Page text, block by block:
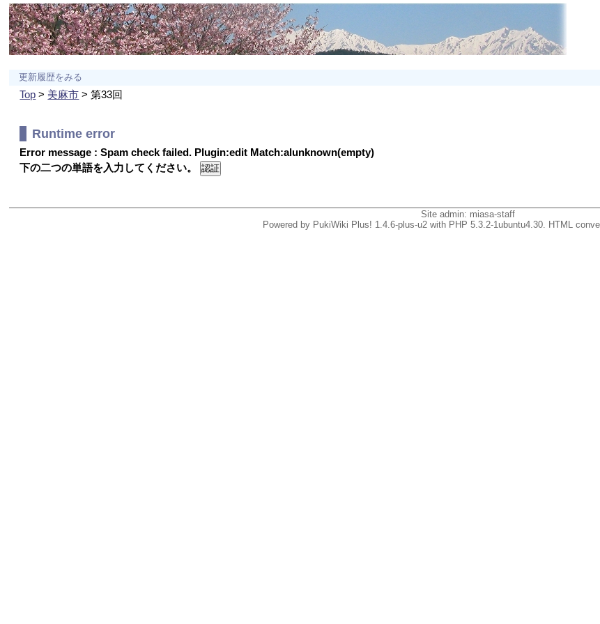
更新履歴をみる
Top > 美麻市 > 第33回
Runtime error
Error message : Spam check failed. Plugin:edit Match:alunknown(empty)
下の二つの単語を入力してください。
Site admin: miasa-staff
Powered by PukiWiki Plus! 1.4.6-plus-u2 with PHP 5.3.2-1ubuntu4.30. HTML